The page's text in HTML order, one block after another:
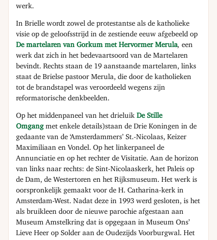
werk.
In Brielle wordt zowel de protestantse als de katholieke
visie op de geloofsstrijd in de zestiende eeuw afgebeeld op
De martelaren van Gorkum met Hervormer Merula,een
werk dat zich in het bedevaartsoord van de Martelaren
bevindt. Rechts staan de 19 aanstaande martelaren, links
staat de Brielse pastoor Merula, die door de katholieken
tot de brandstapel was veroordeeld wegens zijn
reformatorische denkbeelden.
Op het middenpaneel van het drieluikDe Stille
Omgang met enkele details)staan de Drie Koningen in de
gedaante van de ‘Amsterdammers’ St.-Nicolaas, Keizer
Maximiliaan en Vondel. Op het linkerpaneel de
Annunciatie en op het rechter de Visitatie. Aan de horizon
van links naar rechts: de Sint-Nicolaaskerk, het Paleis op
de Dam, de Westertoren en het Rijksmuseum. Het werk is
oorspronkelijk gemaakt voor de H. Catharina-kerk in
Amsterdam-West. Nadat deze in 1993 werd gesloten, is het
als bruikleen door de nieuwe parochie afgestaan aan
Museum Amstelkring dat is opgegaan in Museum Ons’
Lieve Heer op Solder aan de Oudezijds Voorburgwal. Het